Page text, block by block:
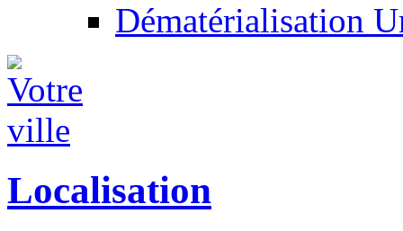
Dématérialisation
Localisation